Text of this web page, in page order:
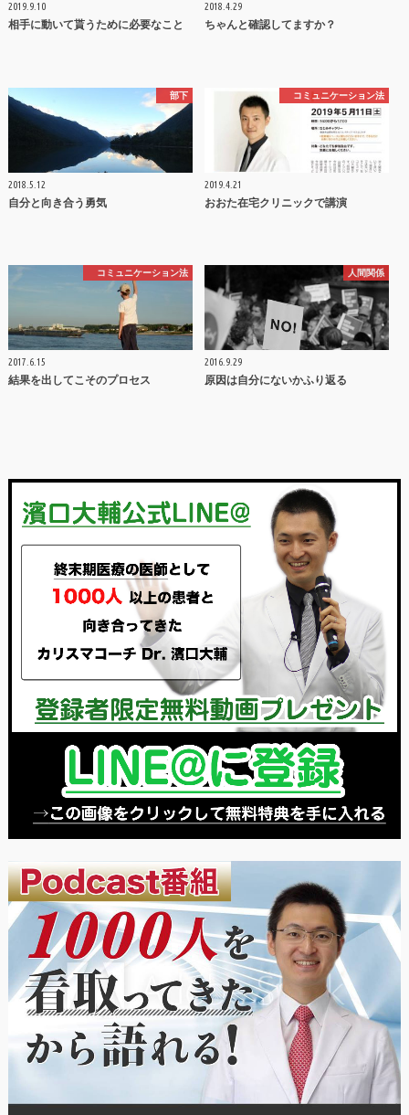
2019.9.10
相手に動いて貰うために必要なこと
2018.4.29
ちゃんと確認してますか？
部下
2018.5.12
自分と向き合う勇気
コミュニケーション法
2019.4.21
おおた在宅クリニックで講演
コミュニケーション法
2017.6.15
結果を出してこそのプロセス
人間関係
2016.9.29
原因は自分にないかふり返る